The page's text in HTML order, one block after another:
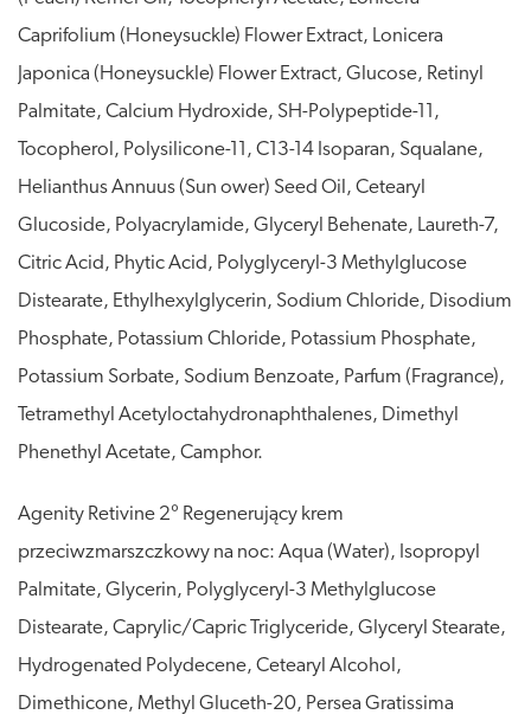
Caprifolium (Honeysuckle) Flower Extract, Lonicera
Japonica (Honeysuckle) Flower Extract, Glucose, Retinyl
Palmitate, Calcium Hydroxide, SH-Polypeptide-11,
Tocopherol, Polysilicone-11, C13-14 Isoparan, Squalane,
Helianthus Annuus (Sun ower) Seed Oil, Cetearyl
Glucoside, Polyacrylamide, Glyceryl Behenate, Laureth-7,
Citric Acid, Phytic Acid, Polyglyceryl-3 Methylglucose
Distearate, Ethylhexylglycerin, Sodium Chloride, Disodium
Phosphate, Potassium Chloride, Potassium Phosphate,
Potassium Sorbate, Sodium Benzoate, Parfum (Fragrance),
Tetramethyl Acetyloctahydronaphthalenes, Dimethyl
Phenethyl Acetate, Camphor.
Agenity Retivine 2° Regenerujący krem
przeciwzmarszczkowy na noc: Aqua (Water), Isopropyl
Palmitate, Glycerin, Polyglyceryl-3 Methylglucose
Distearate, Caprylic/Capric Triglyceride, Glyceryl Stearate,
Hydrogenated Polydecene, Cetearyl Alcohol,
Dimethicone, Methyl Gluceth-20, Persea Gratissima